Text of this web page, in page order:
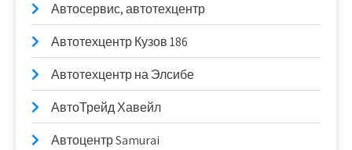
Автосервис, автотехцентр
Автотехцентр Кузов 186
Автотехцентр на Элсибе
АвтоТрейд Хавейл
Автоцентр Samurai